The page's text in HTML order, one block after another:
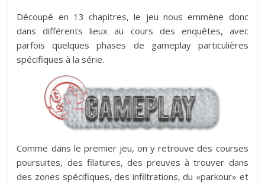
Découpé en 13 chapitres, le jeu nous emmène donc
dans différents lieux au cours des enquêtes, avec
parfois quelques phases de gameplay particulières
spécifiques à la série.
Comme dans le premier jeu, on y retrouve des courses
poursuites, des filatures, des preuves à trouver dans
des zones spécifiques, des infiltrations, du «parkour» et